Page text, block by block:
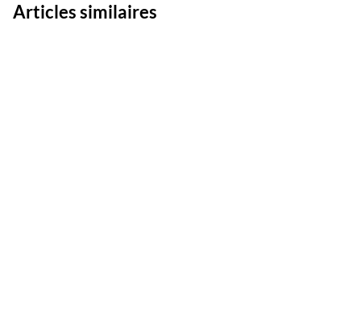
Articles similaires